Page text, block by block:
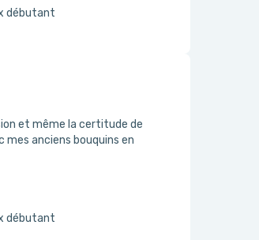
débutant
et même la certitude de
mes anciens bouquins en
débutant